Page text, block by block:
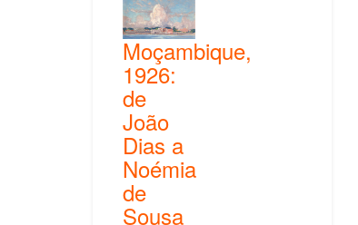
Moçambique,
1926:
de
João
Dias a
Noémia
de
Sousa